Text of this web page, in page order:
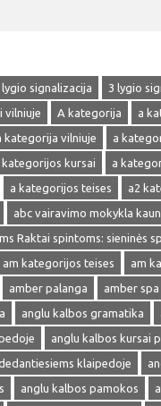
lygio signalizacija 3 lygio
vilniuje
A kategorija a
kategorija vilniuje a
kategorijos kursai a
a kategorijos teises a2
abc vairavimo mokykla
Raktai spintoms: sieninės
am kategorijos teises am
amber palanga amber
anglu kalbos gramatika
anglu kalbos kursai
klaipedoje
anglu kalbos pamokos